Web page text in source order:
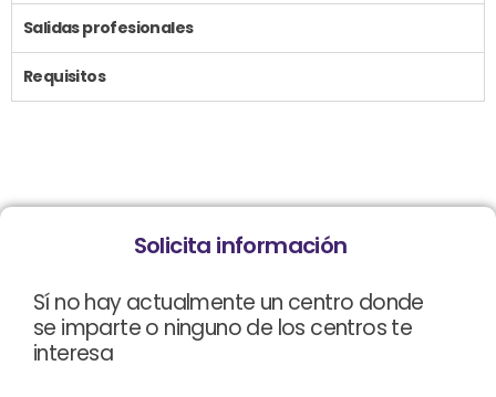
Salidas profesionales
Requisitos
Solicita información
Sí no hay actualmente un centro donde
se imparte o ninguno de los centros te
interesa